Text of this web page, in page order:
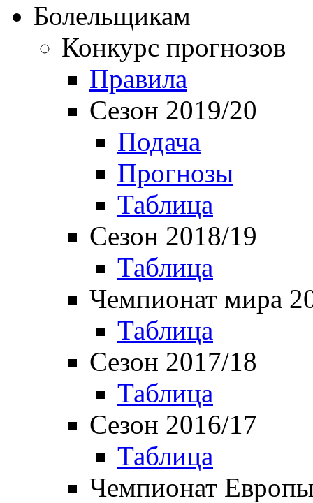
Болельщикам
Конкурс прогнозов
Правила
Сезон 2019/20
Подача
Прогнозы
Таблица
Сезон 2018/19
Таблица
Чемпионат мира
Таблица
Сезон 2017/18
Таблица
Сезон 2016/17
Таблица
Чемпионат